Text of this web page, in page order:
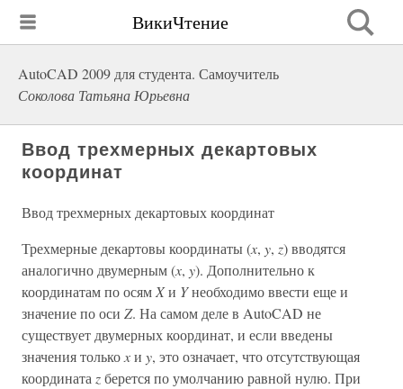
ВикиЧтение
AutoCAD 2009 для студента. Самоучитель
Соколова Татьяна Юрьевна
Ввод трехмерных декартовых
координат
Ввод трехмерных декартовых координат
Трехмерные декартовы координаты (x, y, z) вводятся
аналогично двумерным (x, y). Дополнительно к
координатам по осям Xи Yнеобходимо ввести еще и
значение по оси Z. На самом деле в AutoCAD не
существует двумерных координат, и если введены
значения только xи y, это означает, что отсутствующая
координата zберется по умолчанию равной нулю. При